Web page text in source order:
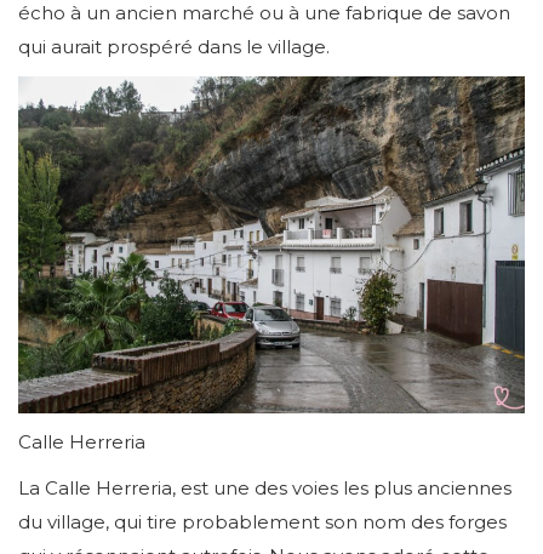
écho à un ancien marché ou à une fabrique de savon
qui aurait prospéré dans le village.
Calle Herreria
La Calle Herreria, est une des voies les plus anciennes
du village, qui tire probablement son nom des forges